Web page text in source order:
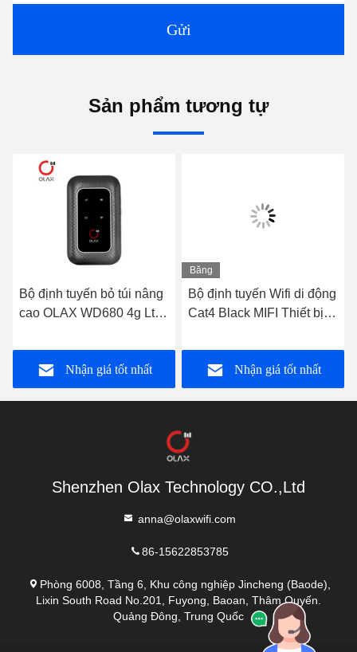
Gửi
Sản phẩm tương tự
Bộ định tuyến bỏ túi nâng
cao OLAX WD680 4g Lte
động OEM
Nhận giá tốt nhất
Băng
hình
Bộ định tuyến Wifi di động
Cat4 Black MIFI Thiết bị
Nhận giá tốt nhất
Shenzhen Olax Technology CO.,Ltd
anna@olaxwifi.com
86-15622853785
Phòng 6008, Tầng 6, Khu công nghiệp Jincheng (Baode),
Lixin South Road No.201, Fuyong, Baoan, Thâm Quyến.
Quảng Đông, Trung Quốc